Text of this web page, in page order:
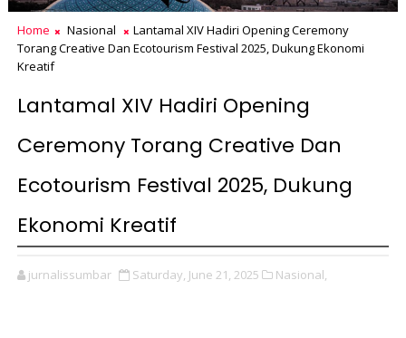
Home Nasional
Lantamal XIV Hadiri Opening Ceremony
Torang Creative Dan Ecotourism Festival 2025, Dukung Ekonomi
Kreatif
Lantamal XIV Hadiri Opening
Ceremony Torang Creative Dan
Ecotourism Festival 2025, Dukung
Ekonomi Kreatif
jurnalissumbar Saturday, June 21, 2025 Nasional,